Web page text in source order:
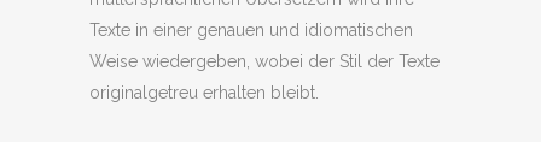
Texte in einer genauen und idiomatischen
Weise wiedergeben, wobei der Stil der Texte
originalgetreu erhalten bleibt.